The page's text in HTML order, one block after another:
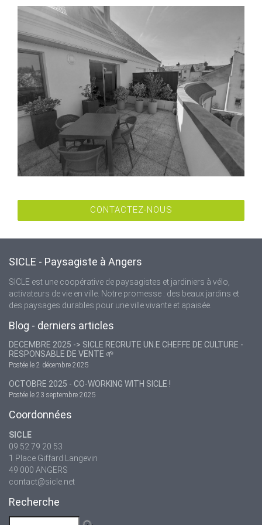
CONTACTEZ-NOUS
SICLE - Paysagiste à Angers
SICLE est une coopérative de paysagistes et jardiniers à vélo,
activateurs de vie en ville. Notre promesse : des beaux jardins et
des paysages durables pour une ville vivante et apaisée.
Blog - derniers articles
DECEMBRE 2025 -> SICLE RECRUTE UN.E CHEF.FE DE CULTURE -
RESPONSABLE DE VENTE 🌱
Postée le 2 décembre 2025
OCTOBRE 2025 - CO-WORKING WITH SICLE !
Postée le 23 septembre 2025
Coordonnées
SICLE
09 52 79 20 53
1 Place Giffard Langevin
49 000 ANGERS
contact@sicle.net
Recherche